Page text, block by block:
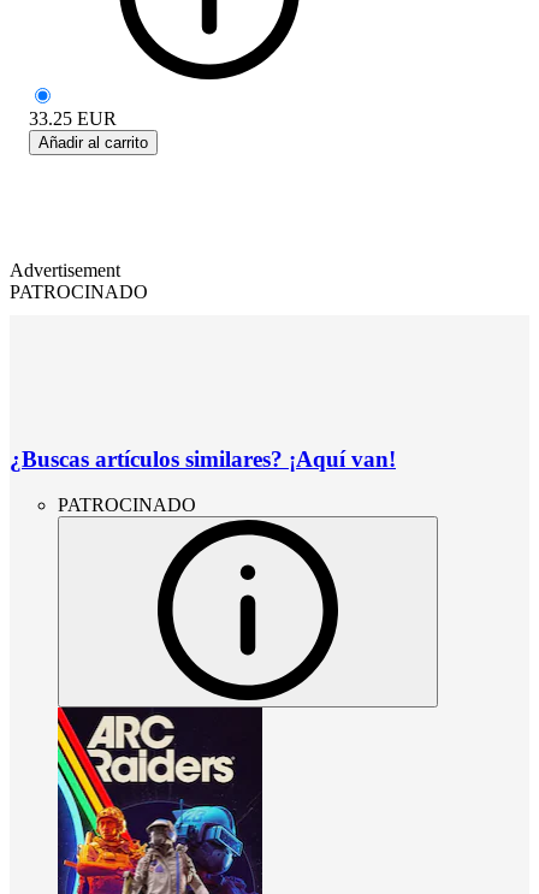
33.25 EUR
Añadir al carrito
Advertisement
PATROCINADO
¿Buscas artículos similares? ¡Aquí van!
PATROCINADO